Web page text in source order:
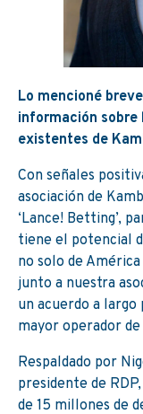
Lo mencioné
información sobre
existentes de
Con señales
asociación de
‘Lance! Betting’,
tiene el potencial
no solo de
junto a nuestra
un acuerdo a largo
mayor operador
Respaldado por
presidente de
de 15 millones de